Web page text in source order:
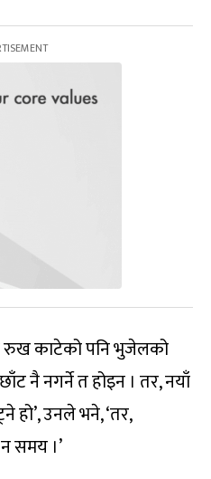
रुख काटेको पनि भुजेलको
नै नगर्ने त होइन । तर, नयाँ
हो’, उनले भने, ‘तर,
समय ।’